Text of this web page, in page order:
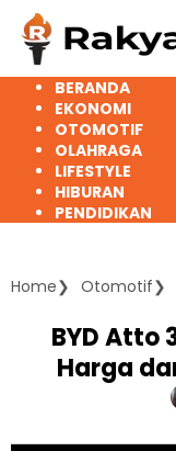
Langsung
konten
BERANDA
EKONOMI
OTOMOTIF
OLAHRAGA
LIFESTYLE
HIBURAN
PENDIDIKAN
Home Otomotif
BYD Atto
Harga